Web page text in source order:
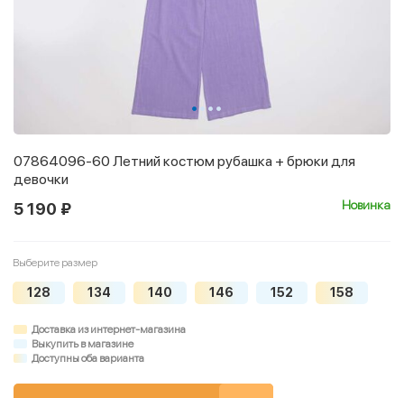
07864096-60 Летний костюм рубашка + брюки для
девочки
5 190 ₽ Новинка
Выберите размер
128 134 140 146 152 158
Доставка из интернет-магазина
Выкупить в магазине
Доступны оба варианта